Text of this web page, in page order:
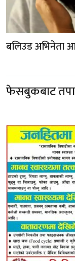
बलिउड अभिनेता
फेसबुकबाट